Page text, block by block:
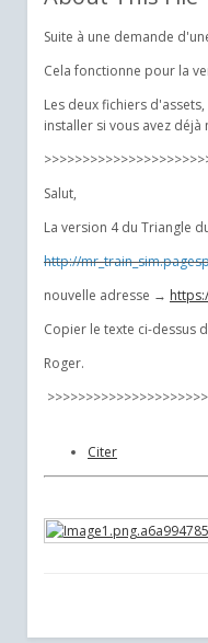
Suite à une demande
Cela fonctionne pour la
Les deux fichiers
installer si vous avez déjà
Salut,
La version 4 du Triangle
http://
nouvelle adresse →
Copier le texte ci-dessus
Roger.
Citer